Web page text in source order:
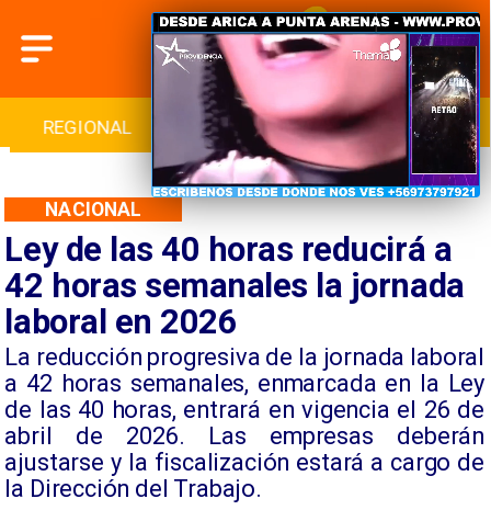
INTERNACIONAL DEPORTES CULTURA
Ley de las 40 horas reducirá a
42 horas semanales la jornada
laboral en 2026
La reducción progresiva de la jornada laboral
a 42 horas semanales, enmarcada en la Ley
de las 40 horas, entrará en vigencia el 26 de
abril de 2026. Las empresas deberán
ajustarse y la fiscalización estará a cargo de
la Dirección del Trabajo.
NACIONAL